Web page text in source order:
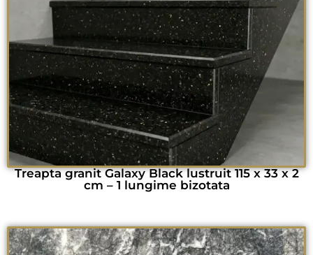
Treapta granit Galaxy Black lustruit 115 x 33 x 2
cm – 1 lungime bizotata